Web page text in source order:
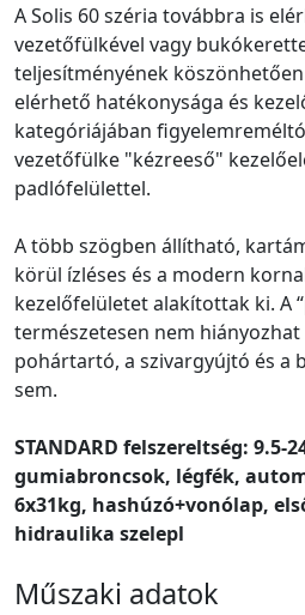
A Solis 60 széria továbbra is
vezetőfülkével vagy
teljesítményének
elérhető hatékonysága és
kategóriájában
vezetőfülke "kézreeső"
padlófelülettel.
A több szögben állítható,
körül ízléses és a modern
kezelőfelületet alakítottak ki. A
természetesen nem
pohártartó, a szivargyújtó és a
sem.
STANDARD felszereltség: 9.5-
gumiabroncsok, légfék,
6x31kg, hashúzó+vonólap,
hidraulika szelepl
Műszaki adatok